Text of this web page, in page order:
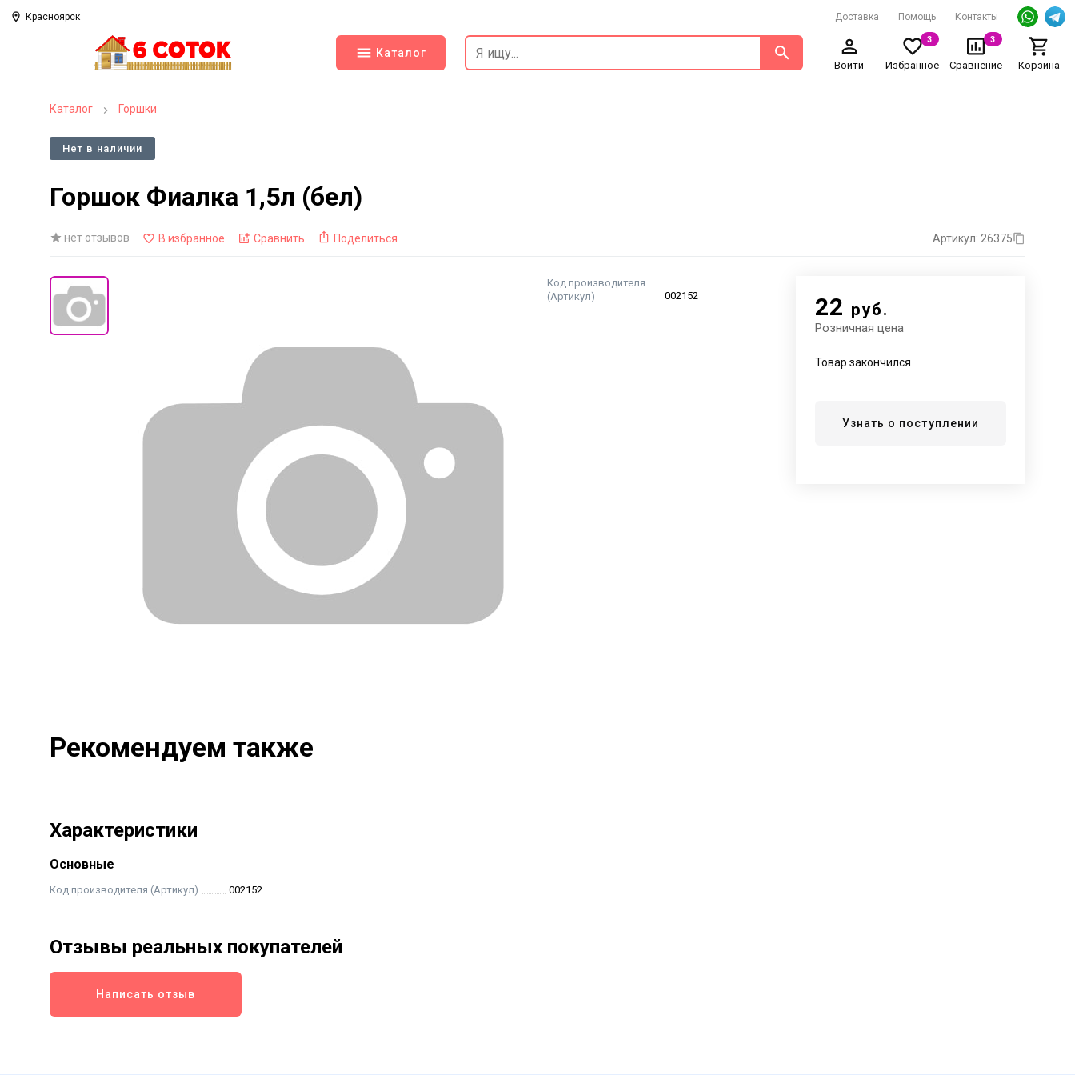
Красноярск Доставка Помощь Контакты
Каталог
Войти Избранное
3
Сравнение
3
Корзина
Каталог Горшки
Нет в наличии
Горшок Фиалка 1,5л (бел)
нет отзывов В избранное Сравнить Поделиться Артикул: 26375
Код производителя
(Артикул)
002152 22 руб.
Розничная цена
Товар закончился
Узнать о поступлении
Рекомендуем также
Характеристики
Основные
Код производителя (Артикул) 002152
Отзывы реальных покупателей
Написать отзыв